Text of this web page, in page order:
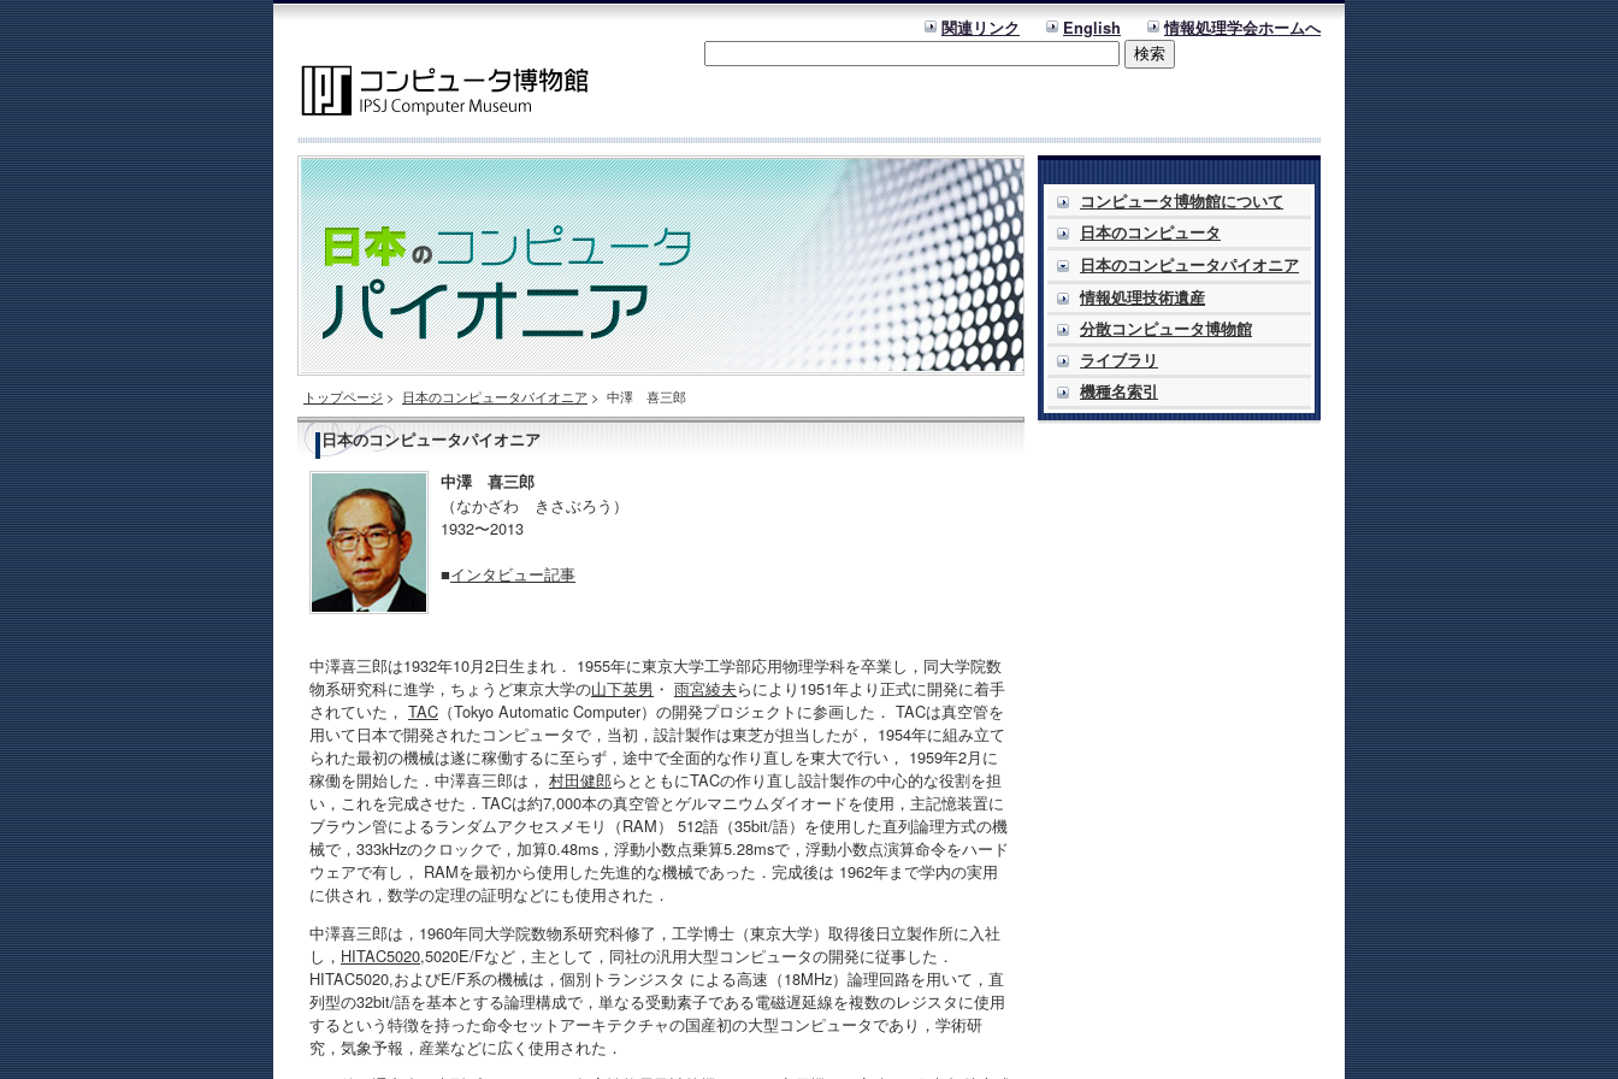
関連リンク English 情報処理学会ホームへ
トップページ > 日本のコンピュータパイオニア > 中澤 喜三郎
日本のコンピュータパイオニア
中澤 喜三郎
（なかざわ きさぶろう）
1932〜2013
■インタビュー記事
中澤喜三郎は1932年10月2日生まれ． 1955年に東京大学工学部応用物理学科を卒業し，同大学院数
物系研究科に進学，ちょうど東京大学の山下英男 ・ 雨宮綾夫らにより1951年より正式に開発に着手
されていた， TAC （Tokyo Automatic Computer）の開発プロジェクトに参画した． TACは真空管を
用いて日本で開発されたコンピュータで，当初，設計製作は東芝が担当したが， 1954年に組み立て
られた最初の機械は遂に稼働するに至らず，途中で全面的な作り直しを東大で行い， 1959年2月に
稼働を開始した．中澤喜三郎は， 村田健郎らとともにTACの作り直し設計製作の中心的な役割を担
い，これを完成させた．TACは約7,000本の真空管とゲルマニウムダイオードを使用，主記憶装置に
ブラウン管によるランダムアクセスメモリ（RAM） 512語（35bit/語）を使用した直列論理方式の機
械で，333kHzのクロックで，加算0.48ms，浮動小数点乗算5.28msで，浮動小数点演算命令をハード
ウェアで有し， RAMを最初から使用した先進的な機械であった．完成後は 1962年まで学内の実用
に供され，数学の定理の証明などにも使用された．
中澤喜三郎は，1960年同大学院数物系研究科修了，工学博士（東京大学）取得後日立製作所に入社
し， HITAC5020,5020E/Fなど，主として，同社の汎用大型コンピュータの開発に従事した．
HITAC5020,およびE/F系の機械は，個別トランジスタ による高速（18MHz）論理回路を用いて，直
列型の32bit/語を基本とする論理構成で，単なる受動素子である電磁遅延線を複数のレジスタに使用
するという特徴を持った命令セットアーキテクチャの国産初の大型コンピュータであり，学術研
究，気象予報，産業などに広く使用された．
コンピュータ博物館について
日本のコンピュータ
日本のコンピュータパイオニア
情報処理技術遺産
分散コンピュータ博物館
ライブラリ
機種名索引